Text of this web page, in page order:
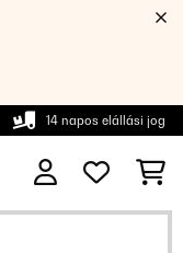
14 napos elállási jog